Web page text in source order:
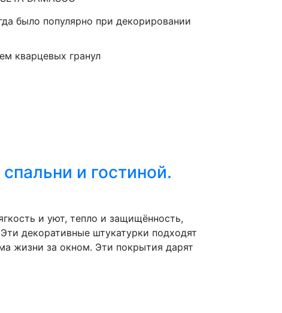
было популярно при декорировании
кварцевых гранул
и гостиной.
и уют, тепло и защищённость,
декоративные штукатурки подходят
жизни за окном. Эти покрытия дарят